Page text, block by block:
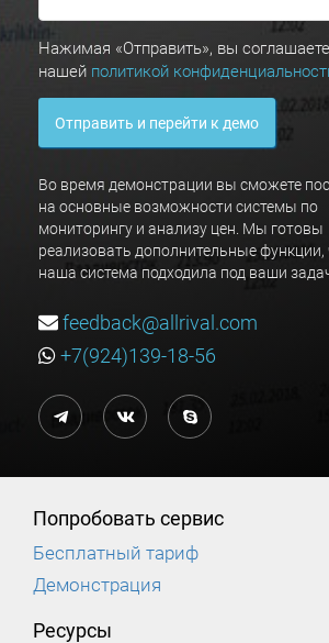
Нажимая «Отправить», вы
нашей политикой
Отправить и перейти к демо
Во время демонстрации вы сможете
на основные возможности системы по
мониторингу и анализу цен. Мы готовы
реализовать дополнительные функции,
наша система подходила под ваши
feedback@allrival.com
+7(924)139-18-56
Попробовать сервис
Бесплатный тариф
Демонстрация
Ресурсы